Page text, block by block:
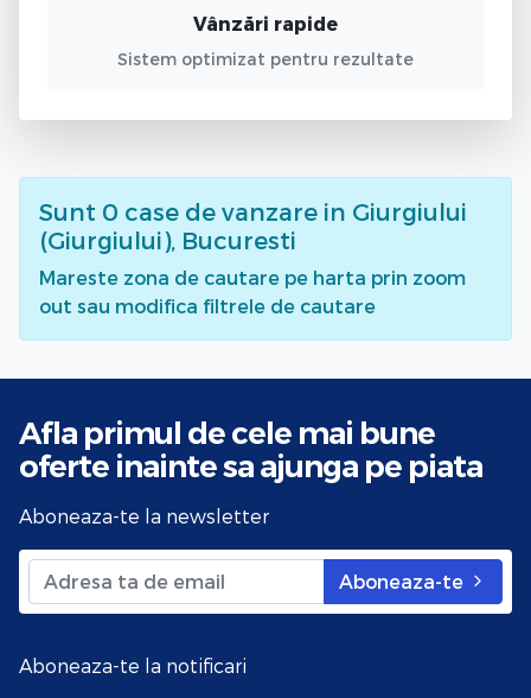
Vânzări rapide
Sistem optimizat pentru rezultate
Sunt 0 case de vanzare in Giurgiului
(Giurgiului), Bucuresti
Mareste zona de cautare pe harta prin zoom
out sau modifica filtrele de cautare
Afla primul de cele mai bune
oferte inainte sa ajunga pe piata
Aboneaza-te la newsletter
Aboneaza-te
Aboneaza-te la notificari